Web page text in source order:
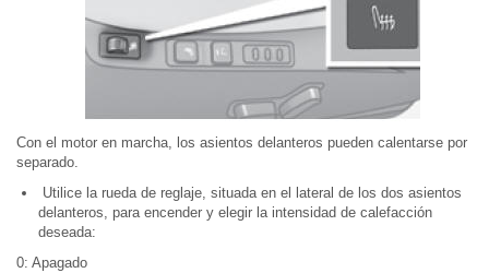
Con el motor en marcha, los asientos delanteros pueden calentarse por
separado.
Utilice la rueda de reglaje, situada en el lateral de los dos asientos
delanteros, para encender y elegir la intensidad de calefacción
deseada:
0: Apagado